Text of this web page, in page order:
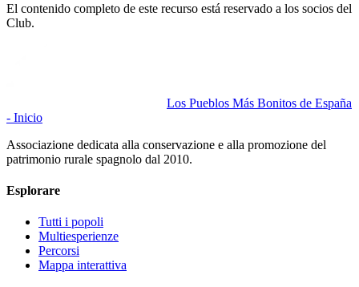
El contenido completo de este recurso está reservado a los socios del
Club.
Los Pueblos Más Bonitos de España
- Inicio
Associazione dedicata alla conservazione e alla promozione del
patrimonio rurale spagnolo dal 2010.
Esplorare
Tutti i popoli
Multiesperienze
Percorsi
Mappa interattiva